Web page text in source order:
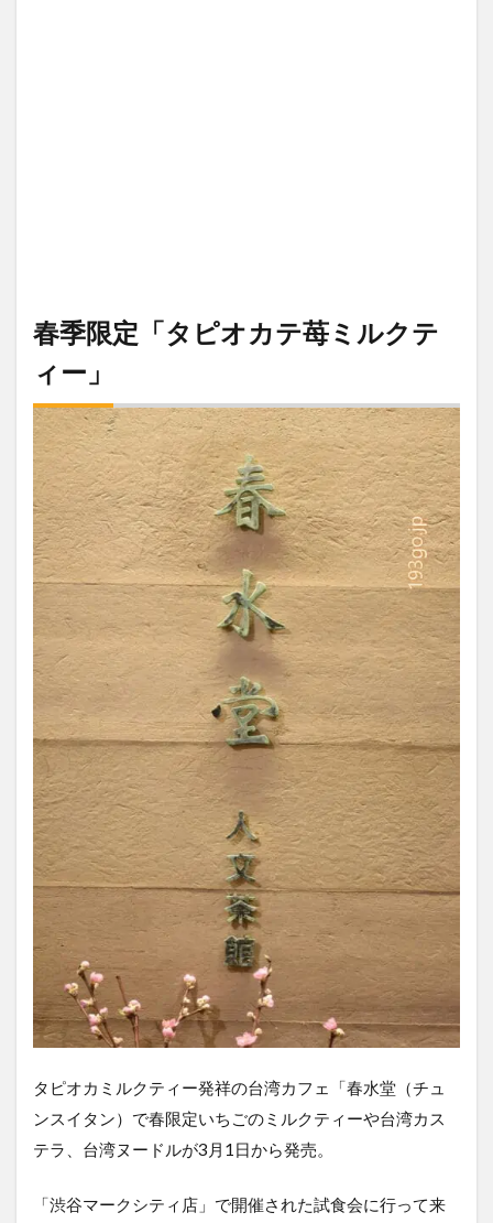
春季限定「タピオカテ苺ミルクテ
ィー」
タピオカミルクティー発祥の台湾カフェ「春水堂（チュ
ンスイタン）で春限定いちごのミルクティーや台湾カス
テラ、台湾ヌードルが3月1日から発売。
「渋谷マークシティ店」で開催された試食会に行って来